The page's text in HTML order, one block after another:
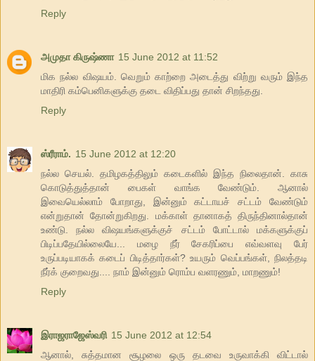
Reply
அமுதா கிருஷ்ணா 15 June 2012 at 11:52
மிக நல்ல விஷயம். வெறும் காற்றை அடைத்து விற்று வரும் இந்த
மாதிரி கம்பெனிகளுக்கு தடை விதிப்பது தான் சிறந்தது.
Reply
ஸ்ரீராம். 15 June 2012 at 12:20
நல்ல செயல். தமிழகத்திலும் கடைகளில் இந்த நிலைதான். காசு
கொடுத்துத்தான் பைகள் வாங்க வேண்டும். ஆனால்
இவையெல்லாம் போறாது, இன்னும் கட்டாயச் சட்டம் வேண்டும்
என்றுதான் தோன்றுகிறது. மக்காள் தானாகத் திருந்தினால்தான்
உண்டு. நல்ல விஷயங்களுக்குச் சட்டம் போட்டால் மக்களுக்குப்
பிடிப்பதேயில்லையே... மழை நீர் சேகரிப்பை எவ்வளவு பேர்
உருப்படியாகக் கடைப் பிடித்தார்கள்? உயரும் வெப்பங்கள், நிலத்தடி
நீர்க் குறைவது.... நாம் இன்னும் ரொம்ப வளரணும், மாறணும்!
Reply
இராஜராஜேஸ்வரி 15 June 2012 at 12:54
ஆனால், சுத்தமான சூழலை ஒரு தடவை உருவாக்கி விட்டால்